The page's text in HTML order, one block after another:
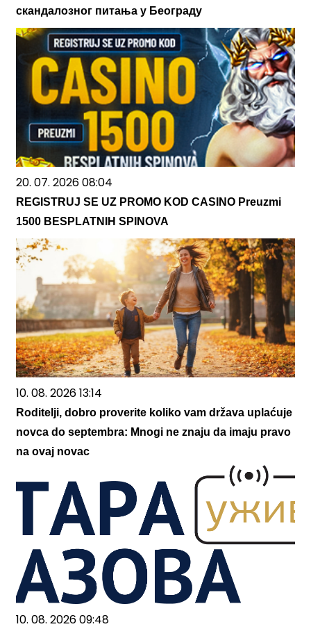
скандалозног питања у Београду
20. 07. 2026 08:04
REGISTRUJ SE UZ PROMO KOD CASINO Preuzmi
1500 BESPLATNIH SPINOVA
10. 08. 2026 13:14
Roditelji, dobro proverite koliko vam država uplaćuje
novca do septembra: Mnogi ne znaju da imaju pravo
na ovaj novac
10. 08. 2026 09:48